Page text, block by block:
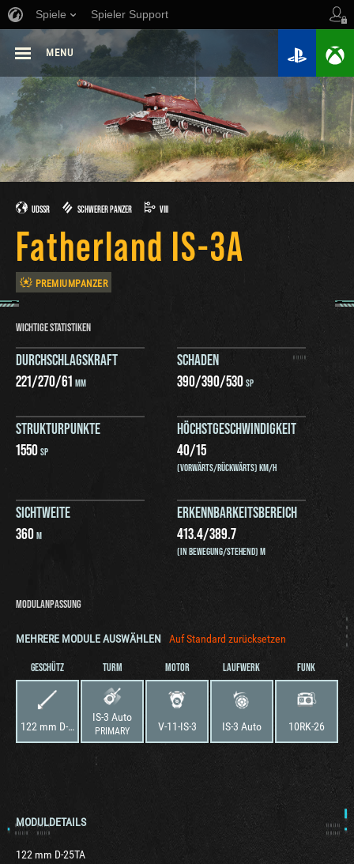
Spiele Spieler Support
MENU
UDSSR SCHWERER PANZER VIII
Fatherland IS-3A
PREMIUMPANZER
WICHTIGE STATISTIKEN
DURCHSCHLAGSKRAFT
221/270/61 MM
SCHADEN
390/390/530SP
STRUKTURPUNKTE
1550SP
HÖCHSTGESCHWINDIGKEIT
40/15
(VORWÄRTS/RÜCKWÄRTS) KM/H
SICHTWEITE
360M
ERKENNBARKEITSBEREICH
413.4/389.7
(IN BEWEGUNG/STEHEND) M
MODULANPASSUNG
MEHRERE MODULE AUSWÄHLEN Auf Standard zurücksetzen
GESCHÜTZ
122 mm D-25TA
TURM
IS-3 Auto
PRIMARY
MOTOR
V-11-IS-3
LAUFWERK
IS-3 Auto
FUNK
10RK-26
MODULDETAILS
122 mm D-25TA